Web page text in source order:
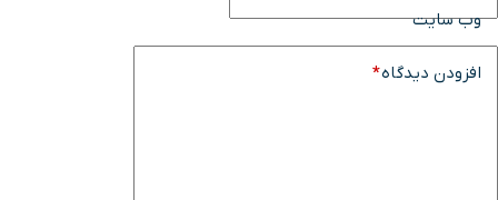
وب سایت
افزودن دیدگاه*